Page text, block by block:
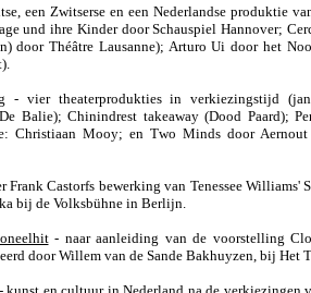
een Zwitserse en een Nederlandse produktie
und ihre Kinder door Schauspiel Hannover;
door Théâtre Lausanne); Arturo Ui door het
- vier theaterprodukties in verkiezingstijd
Balie); Chinindrest takeaway (Dood Paard);
Christiaan Mooy; en Two Minds door
Frank Castorfs bewerking van Tenessee Williams'
bij de Volksbühne in Berlijn.
- naar aanleiding van de voorstelling
door Willem van de Sande Bakhuyzen, bij Het